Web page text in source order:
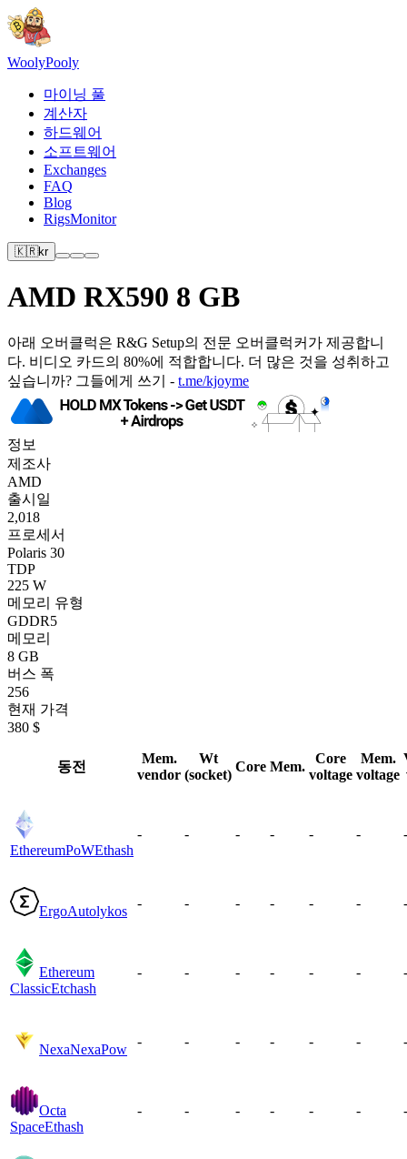
WoolyPooly
마이닝 풀
계산자
하드웨어
소프트웨어
Exchanges
FAQ
Blog
RigsMonitor
🇰🇷kr
AMD RX590 8 GB
아래 오버클럭은 R&G Setup의 전문 오버클럭커가 제공합니
다. 비디오 카드의 80%에 적합합니다. 더 많은 것을 성취하고
싶습니까? 그들에게 쓰기 - t.me/kjoyme
정보
제조사
AMD
출시일
2,018
프로세서
Polaris 30
TDP
225 W
메모리 유형
GDDR5
메모리
8 GB
버스 폭
256
현재 가격
380 $
동전
Mem.
vendor
Wt
(socket)
Core Mem.
Core
voltage
Mem.
voltage
EthereumPoWEthash
- - - - - - -
ErgoAutolykos
- - - - - - -
Ethereum
ClassicEtchash
- - - - - - -
NexaNexaPow
- - - - - - -
Octa
SpaceEthash
- - - - - - -